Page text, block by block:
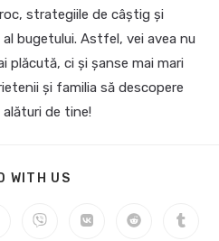
strategiile de câștig și
bugetului. Astfel, vei avea nu
plăcută, ci și șanse mai mari
și familia să descopere
de tine!
WITH US